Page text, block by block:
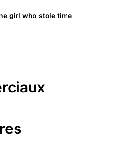
girl who stole time